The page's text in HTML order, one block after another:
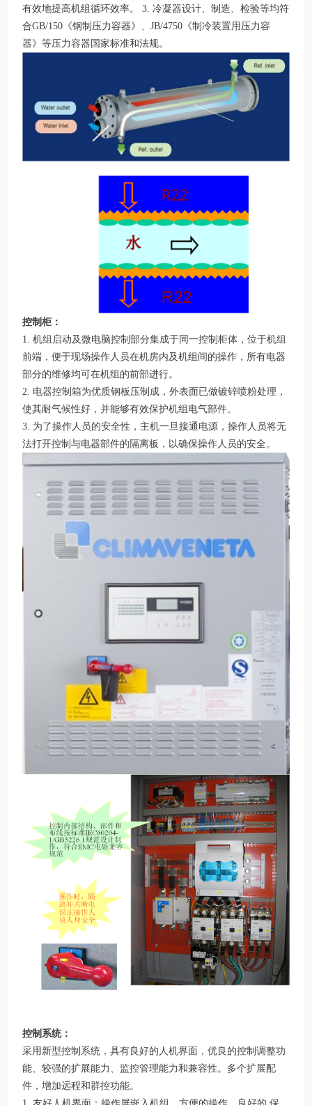
有效地提高机组循环效率。 3. 冷凝器设计、制造、检验等均符
合GB/150《钢制压力容器》、JB/4750《制冷装置用压力容
器》等压力容器国家标准和法规。
控制柜：
1. 机组启动及微电脑控制部分集成于同一控制柜体，位于机组
前端，便于现场操作人员在机房内及机组间的操作，所有电器
部分的维修均可在机组的前部进行。
2. 电器控制箱为优质钢板压制成，外表面已做镀锌喷粉处理，
使其耐气候性好，并能够有效保护机组电气部件。
3. 为了操作人员的安全性，主机一旦接通电源，操作人员将无
法打开控制与电器部件的隔离板，以确保操作人员的安全。
控制系统：
采用新型控制系统，具有良好的人机界面，优良的控制调整功
能、较强的扩展能力、监控管理能力和兼容性。多个扩展配
件，增加远程和群控功能。